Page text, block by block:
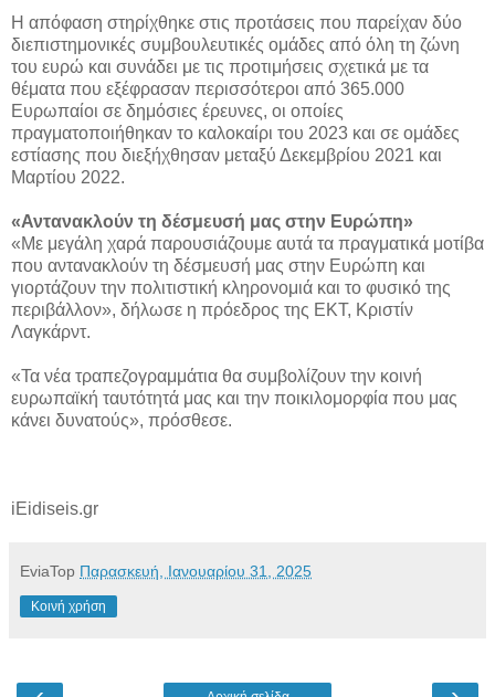
Η απόφαση στηρίχθηκε στις προτάσεις που παρείχαν δύο
διεπιστημονικές συμβουλευτικές ομάδες από όλη τη ζώνη
του ευρώ και συνάδει με τις προτιμήσεις σχετικά με τα
θέματα που εξέφρασαν περισσότεροι από 365.000
Ευρωπαίοι σε δημόσιες έρευνες, οι οποίες
πραγματοποιήθηκαν το καλοκαίρι του 2023 και σε ομάδες
εστίασης που διεξήχθησαν μεταξύ Δεκεμβρίου 2021 και
Μαρτίου 2022.
«Αντανακλούν τη δέσμευσή μας στην Ευρώπη»
«Με μεγάλη χαρά παρουσιάζουμε αυτά τα πραγματικά μοτίβα
που αντανακλούν τη δέσμευσή μας στην Ευρώπη και
γιορτάζουν την πολιτιστική κληρονομιά και το φυσικό της
περιβάλλον», δήλωσε η πρόεδρος της ΕΚΤ, Κριστίν
Λαγκάρντ.
«Τα νέα τραπεζογραμμάτια θα συμβολίζουν την κοινή
ευρωπαϊκή ταυτότητά μας και την ποικιλομορφία που μας
κάνει δυνατούς», πρόσθεσε.
iEidiseis.gr
EviaTop Παρασκευή, Ιανουαρίου 31, 2025
Κοινή χρήση